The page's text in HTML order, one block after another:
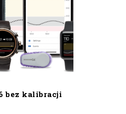
bez kalibracji